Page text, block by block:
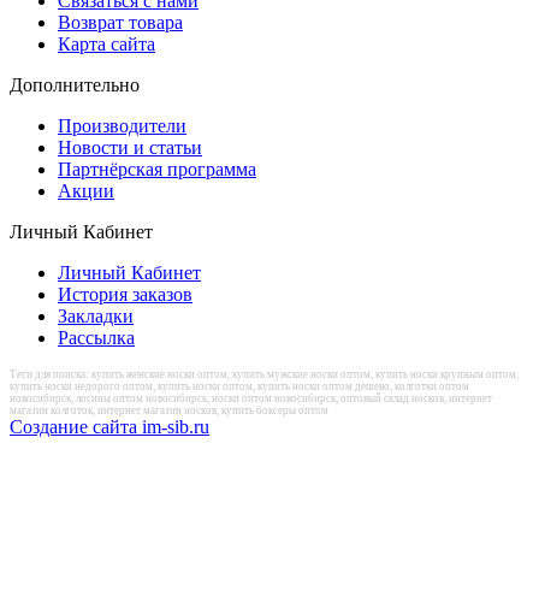
Возврат товара
Карта сайта
Дополнительно
Производители
Новости и статьи
Партнёрская программа
Акции
Личный Кабинет
Личный Кабинет
История заказов
Закладки
Рассылка
Теги для поиска: купить женские носки оптом, купить мужские носки оптом, купить носки крупным оптом,
купить носки недорого оптом, купить носки оптом, купить носки оптом дешево, колготки оптом
новосибирск, лосины оптом новосибирск, носки оптом новосибирск, оптовый склад носков, интернет
магазин колготок, интернет магазин носков, купить боксеры оптом
Создание сайта im-sib.ru